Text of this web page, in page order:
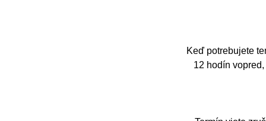
Keď potrebujete
12 hodín